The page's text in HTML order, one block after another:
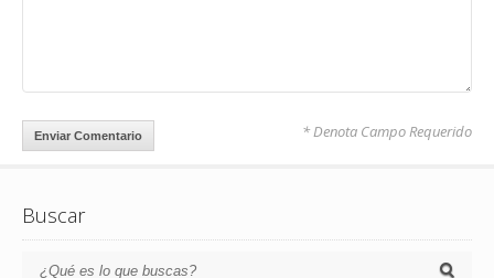
* Denota Campo Requerido
Buscar